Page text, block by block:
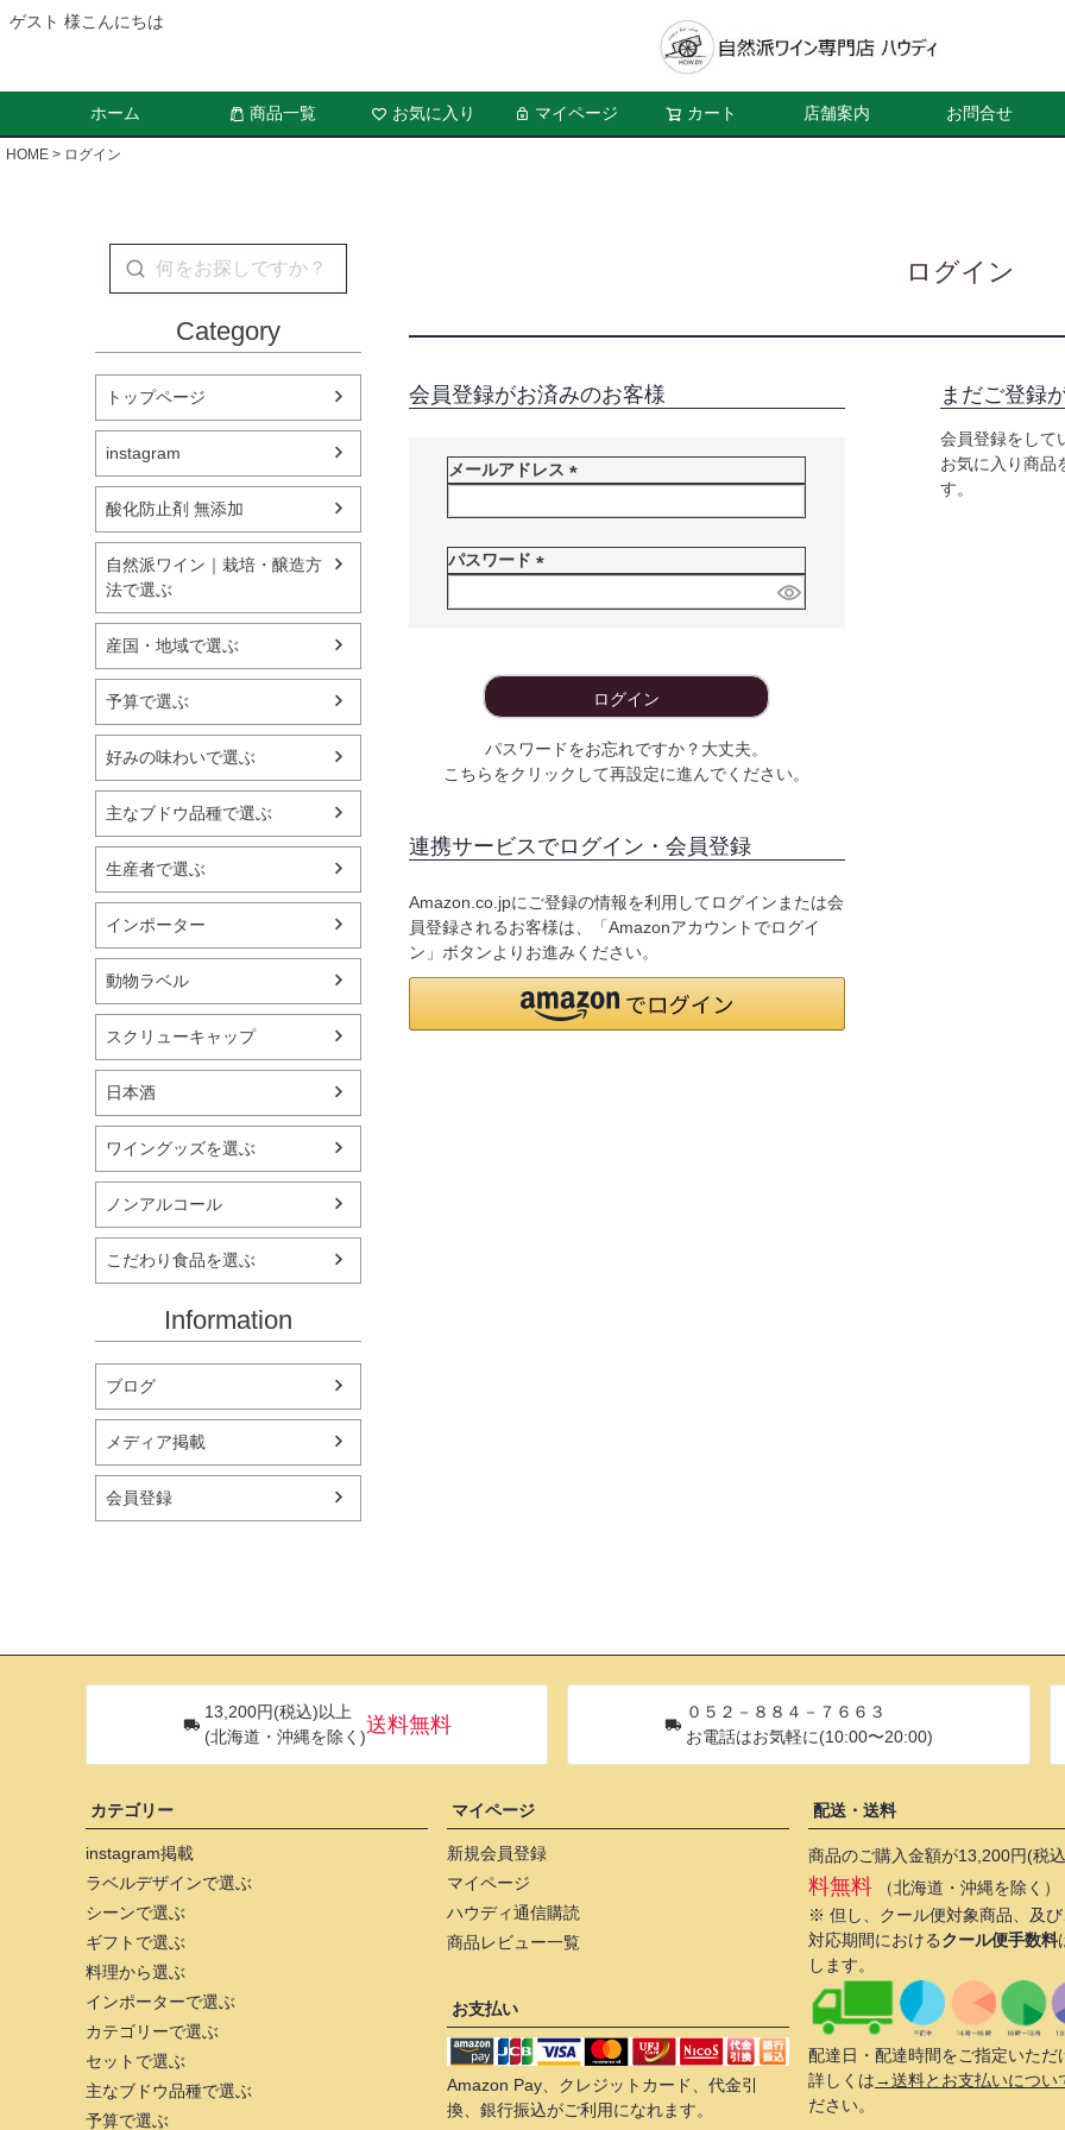
ゲスト 様こんにちは
ホーム 商品一覧 お気に入り マイページ カート 店舗案内 お問合せ
HOME ログイン
Category
トップページ
instagram
酸化防止剤 無添加
自然派ワイン｜栽培・醸造方
法で選ぶ
産国・地域で選ぶ
予算で選ぶ
好みの味わいで選ぶ
主なブドウ品種で選ぶ
生産者で選ぶ
インポーター
動物ラベル
スクリューキャップ
日本酒
ワイングッズを選ぶ
ノンアルコール
こだわり食品を選ぶ
Information
ブログ
メディア掲載
会員登録
ログイン
会員登録がお済みのお客様
メールアドレス
須
)
パスワード
必
ログイン
パスワードをお忘れですか？大丈夫。
こちらをクリックして再設定に進んでください。
連携サービスでログイン・会員登録
Amazon.co.jpにご登録の情報を利用してログインまたは会
員登録されるお客様は、「Amazonアカウントでログイ
ン」ボタンよりお進みください。
まだご登録
会員登録をして
お気に入り商品
す。
13,200円(税込)以上
(北海道・沖縄を除く)
送料無料
０５２－８８４－７６６３
お電話はお気軽に(10:00〜20:00)
カテゴリー
instagram掲載
ラベルデザインで選ぶ
シーンで選ぶ
ギフトで選ぶ
料理から選ぶ
インポーターで選ぶ
カテゴリーで選ぶ
セットで選ぶ
主なブドウ品種で選ぶ
予算で選ぶ
マイページ
新規会員登録
マイページ
ハウディ通信購読
商品レビュー一覧
お支払い
Amazon Pay、クレジットカード、代金引
換、銀行振込がご利用になれます。
配送・送料
商品のご購入金額が13,200円(税
料無料 （北海道・沖縄を除く）
※ 但し、クール便対象商品、及
対応期間におけるクール便手数料
します。
配達日・配達時間をご指定いただ
詳しくは→送料とお支払いについ
ださい。